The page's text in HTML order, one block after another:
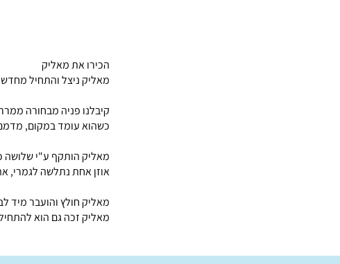
הכירו את מאליק
מאליק ניצל והתחיל מחדש ב-
קיבלנו פניה מבחורה
כשהוא עומד במקום,
מאליק הותקף ע"י שלושה
אוזן אחת נתלשה לגמרי,
מאליק חולץ והועבר מיד
מאליק זכה גם הוא